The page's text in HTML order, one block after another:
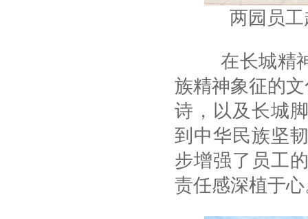
两园员
在长城精神
族精神象征的
诗，以及长城
到中华民族坚
步增强了员工
责任感深植于